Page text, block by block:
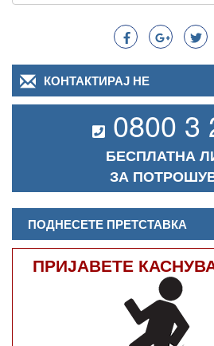
Search
КОНТАКТИРАЈ НЕ
0800 3
БЕСПЛАТНА
ЗА
ПОДНЕСЕТЕ ПРЕТСТАВКА
ПРИЈАВЕТЕ